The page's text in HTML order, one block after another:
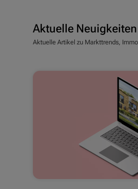
Aktuelle
Aktuelle Artikel zu Markttrends,